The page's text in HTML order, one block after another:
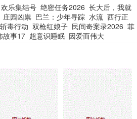
欢乐集结号 绝密任务2026 长大后，我就
庄园凶祟 巴兰：少年寻踪 水流 西行正
斩毒行动 双枪红娘子 民间奇案录2026 菲
故事17 超意识睡眠 因爱而伟大